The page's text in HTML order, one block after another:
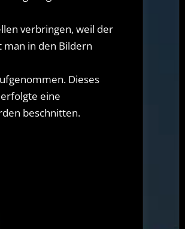
verbringen, weil der
in den Bildern
Dieses
eine
beschnitten.